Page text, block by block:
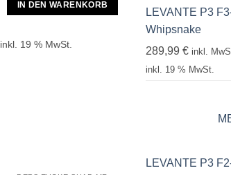
IN DEN WARENKORB
inkl. 19 % MwSt.
LEVANTE P3
Whipsnake
289,99 € inkl.
inkl. 19 % MwSt.
LEVANTE P3